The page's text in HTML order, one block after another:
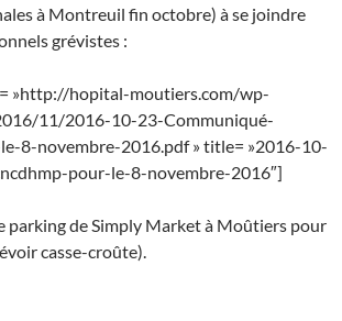
à Montreuil fin octobre) à se joindre
grévistes :
»http://hopital-moutiers.com/wp-
11/2016-10-23-Communiqué-
8-novembre-2016.pdf » title= »2016-10-
pour-le-8-novembre-2016″]
parking de Simply Market à Moûtiers pour
casse-croûte).